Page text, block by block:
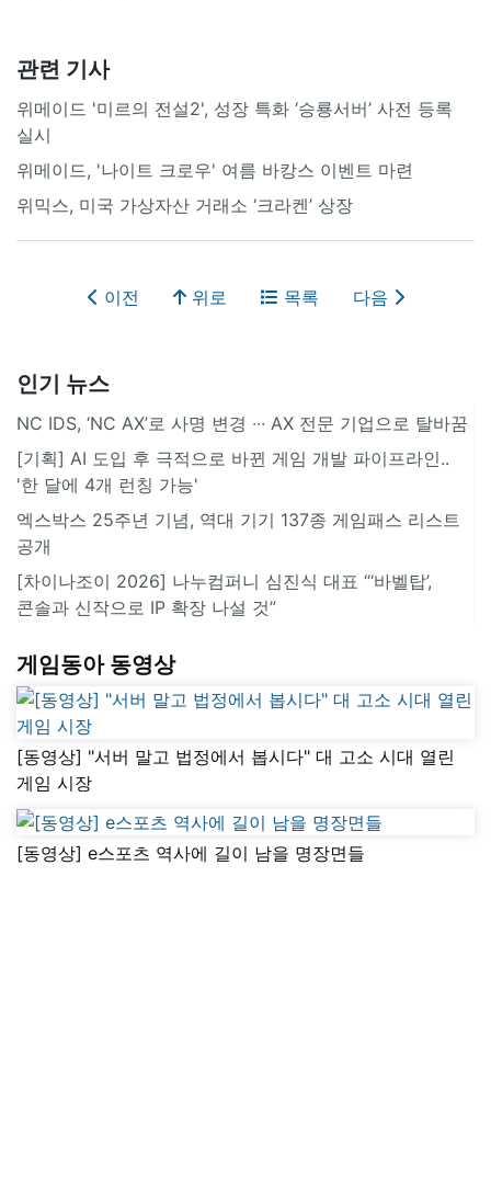
관련 기사
위메이드 '미르의 전설2', 성장 특화 ‘승룡서버’ 사전 등록
실시
위메이드, '나이트 크로우' 여름 바캉스 이벤트 마련
위믹스, 미국 가상자산 거래소 ‘크라켄’ 상장
이전 위로 목록 다음
인기 뉴스
NC IDS, ‘NC AX’로 사명 변경 ∙∙∙ AX 전문 기업으로 탈바꿈
[기획] AI 도입 후 극적으로 바뀐 게임 개발 파이프라인..
'한 달에 4개 런칭 가능'
엑스박스 25주년 기념, 역대 기기 137종 게임패스 리스트
공개
[차이나조이 2026] 나누컴퍼니 심진식 대표 “‘바벨탑’,
콘솔과 신작으로 IP 확장 나설 것”
게임동아 동영상
[동영상] "서버 말고 법정에서 봅시다" 대 고소 시대 열린
게임 시장
[동영상] e스포츠 역사에 길이 남을 명장면들